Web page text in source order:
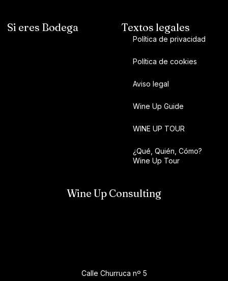
Si eres Bodega Textos legales
Política de privacidad
Política de cookies
Aviso legal
Wine Up Guide
WINE UP TOUR
¿Qué, Quién, Cómo?
Wine Up Tour
Wine Up Consulting
Calle Churruca nº 5